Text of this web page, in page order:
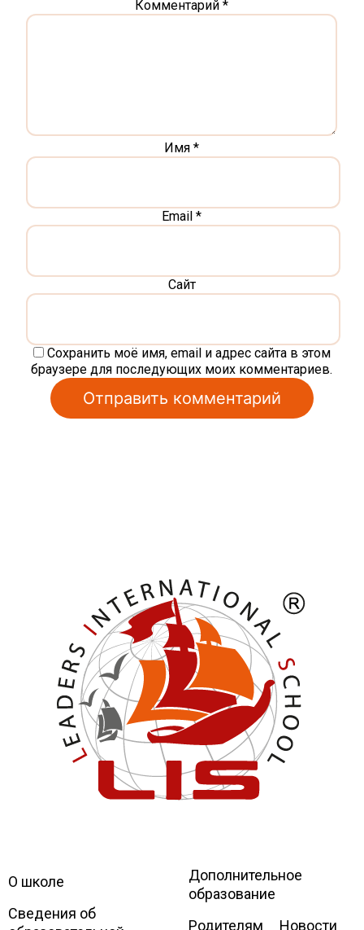
Комментарий*
Имя*
Email*
Сайт
Сохранить моё имя, email и адрес сайта в этом
браузере для последующих моих комментариев.
Leaders
International school
О школе
Сведения об
Дополнительное
образование
Родителям
Новости